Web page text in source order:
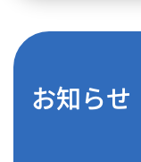
お知らせ